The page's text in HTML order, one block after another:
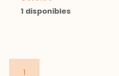
1 disponibles